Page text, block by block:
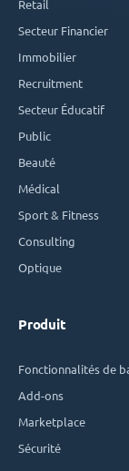
Retail
Secteur Financier
Immobilier
Recruitment
Secteur Éducatif
Public
Beauté
Médical
Sport & Fitness
Consulting
Optique
Produit
Fonctionnalités de
Add-ons
Marketplace
Sécurité